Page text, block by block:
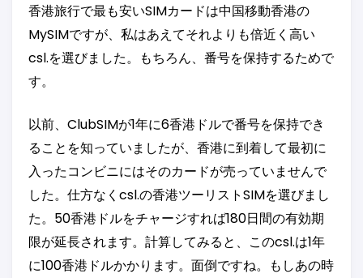
香港旅行で最も安いSIMカードは中国移動香港の
MySIMですが、私はあえてそれよりも倍近く高い
csl.を選びました。もちろん、番号を保持するためで
す。
以前、ClubSIMが1年に6香港ドルで番号を保持でき
ることを知っていましたが、香港に到着して最初に
入ったコンビニにはそのカードが売っていませんで
した。仕方なくcsl.の香港ツーリストSIMを選びまし
た。50香港ドルをチャージすれば180日間の有効期
限が延長されます。計算してみると、このcsl.は1年
に100香港ドルかかります。面倒ですね。もしあの時